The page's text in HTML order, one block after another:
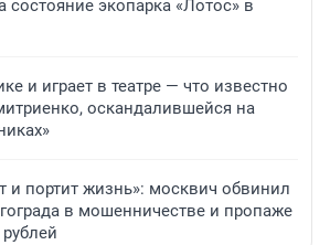
состояние экопарка «Лотос» в
и играет в театре — что известно
оскандалившейся на
и портит жизнь»: москвич обвинил
в мошенничестве и пропаже